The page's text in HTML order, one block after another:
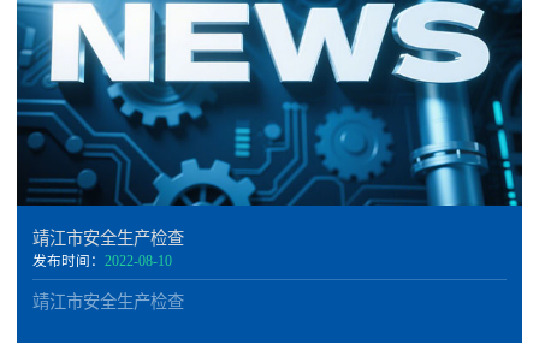
靖江市安全生产检查
发布时间： 2022-08-10
靖江市安全生产检查